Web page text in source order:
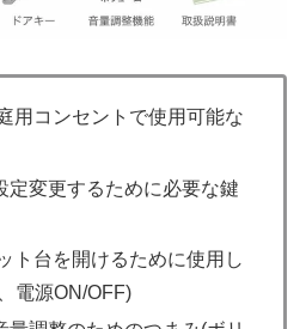
用コンセントで使用可能な
定変更するために必要な鍵
ト台を開けるために使用し
電源ON/OFF)